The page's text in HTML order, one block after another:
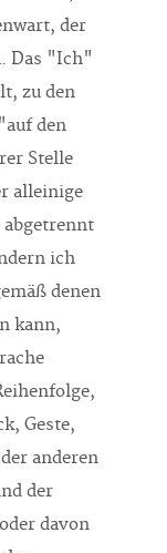
Das "Ich"
zu den
den
Stelle
alleinige
ich
denen
kann,
Geste,
anderen
der
davon
der